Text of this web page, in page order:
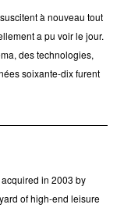
à nouveau tout
a pu voir le jour.
des technologies,
soixante-dix furent
in 2003 by
of high-end leisure